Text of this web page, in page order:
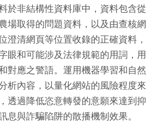
於非結構性資料庫中，資料包含從
場取得的問題資料，以及由查核網
澄清網頁等位置收錄的正確資料，
眼和可能涉及法律規範的用詞，用
對應之警語。運用機器學習和自然
析內容，以量化網站的風險程度來
透過降低恣意轉發的意願來達到抑
息與詐騙陷阱的散播機制效果。